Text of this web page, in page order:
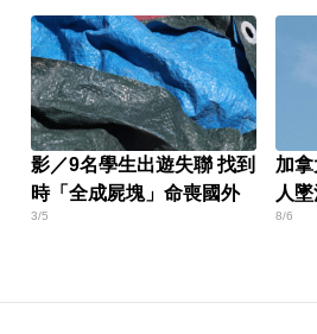
影／9名學生出遊失聯 找到
時「全成屍塊」命喪國外
3/5
加
人
8/6